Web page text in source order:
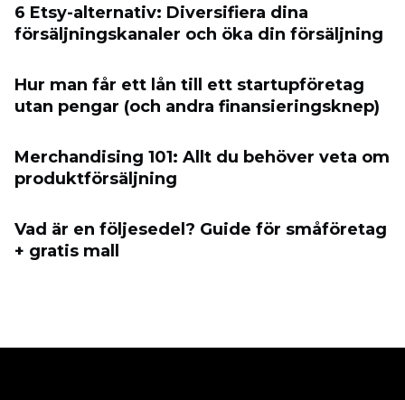
6 Etsy-alternativ: Diversifiera dina
försäljningskanaler och öka din försäljning
Hur man får ett lån till ett startupföretag
utan pengar (och andra finansieringsknep)
Merchandising 101: Allt du behöver veta om
produktförsäljning
Vad är en följesedel? Guide för småföretag
+ gratis mall